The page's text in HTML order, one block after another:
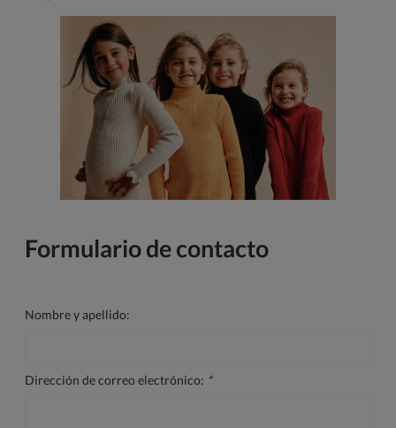
Formulario de contacto
Nombre y apellido:
Dirección de correo electrónico: *